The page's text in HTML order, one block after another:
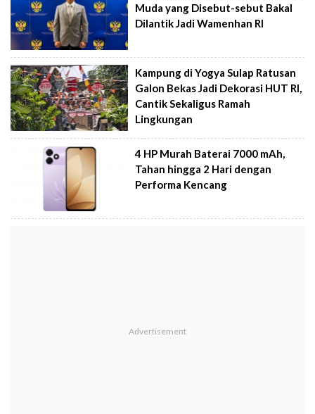
Muda yang Disebut-sebut Bakal
Dilantik Jadi Wamenhan RI
Kampung di Yogya Sulap Ratusan
Galon Bekas Jadi Dekorasi HUT RI,
Cantik Sekaligus Ramah
Lingkungan
4 HP Murah Baterai 7000 mAh,
Tahan hingga 2 Hari dengan
Performa Kencang